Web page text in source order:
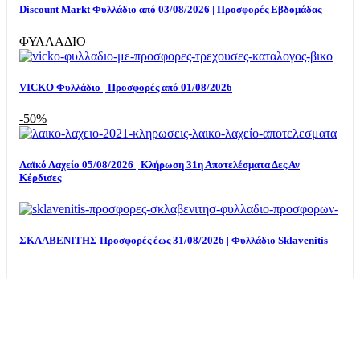
Discount Markt Φυλλάδιο από 03/08/2026 | Προσφορές Εβδομάδας
ΦΥΛΛΑΔΙΟ
VICKO Φυλλάδιο | Προσφορές από 01/08/2026
-50%
Λαϊκό Λαχείο 05/08/2026 | Κλήρωση 31η Αποτελέσματα Δες Αν
Κέρδισες
ΣΚΛΑΒΕΝΙΤΗΣ Προσφορές έως 31/08/2026 | Φυλλάδιο Sklavenitis